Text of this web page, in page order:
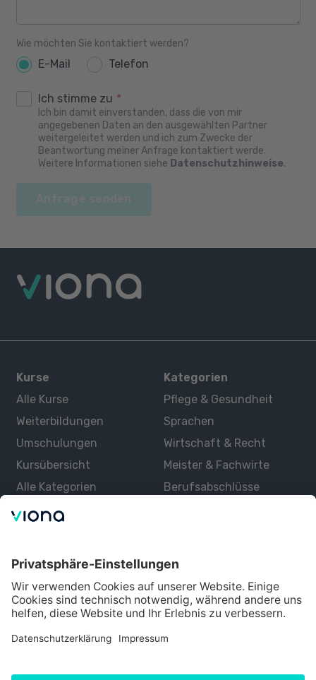
Wie möchten Sie kontaktiert werden?
E-Mail Telefon
Ich stimme zu *
Ich bin damit einverstanden, dass die von mir
angegebenen Daten an den ausgewählten Partner
weitergeleitet werden und ich zum Zwecke der
Beantwortung meiner Anfrage kontaktiert werde.
Weitere Informationen siehe Datenschutzhinweise.
Kurse
Alle Kurse
Weiterbildungen
Umschulungen
Kursübersicht
Alle Kategorien
Kategorien
Pflege & Gesundheit
Sprachen
Wirtschaft & Recht
Meister & Fachwirte
Berufsabschlüsse
Über uns
Lernen mit Viona
Alle Partner
Partner werden